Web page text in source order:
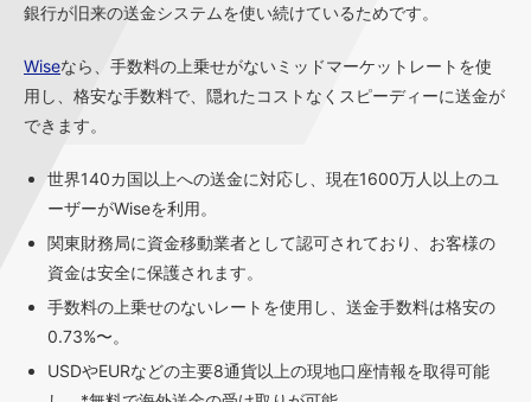
銀行が旧来の送金システムを使い続けているためです。
Wiseなら、手数料の上乗せがないミッドマーケットレートを使
用し、格安な手数料で、隠れたコストなくスピーディーに送金が
できます。
世界140カ国以上への送金に対応し、現在1600万人以上のユ
ーザーがWiseを利用。
関東財務局に資金移動業者として認可されており、お客様の
資金は安全に保護されます。
手数料の上乗せのないレートを使用し、送金手数料は格安の
0.73%〜。
USDやEURなどの主要8通貨以上の現地口座情報を取得可能